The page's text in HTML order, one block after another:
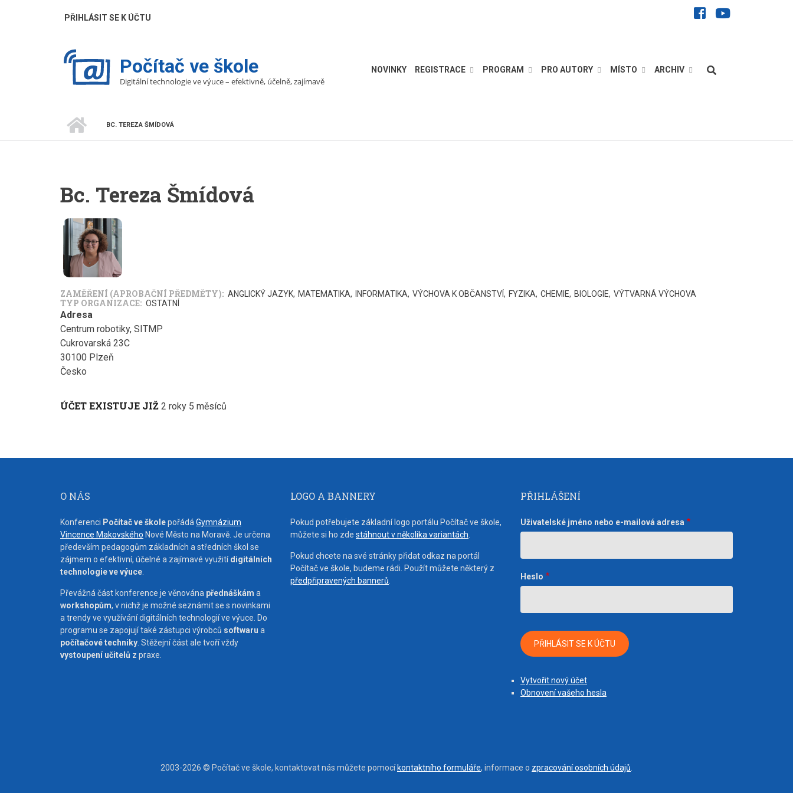
facebookyoutube
UŽIVATELÉ
PŘIHLÁSIT SE K ÚČTU
Počítač ve škole
Digitální technologie ve výuce – efektivně, účelně, zajímavě
Hledat
NOVINKY REGISTRACE PROGRAM PRO AUTORY MÍSTO ARCHIV
DROBEČKOVÁ
BC. TEREZA ŠMÍDOVÁ
Bc. Tereza Šmídová
ZAMĚŘENÍ (APROBAČNÍ PŘEDMĚTY) ANGLICKÝ JAZYK MATEMATIKA INFORMATIKA VÝCHOVA K OBČANSTVÍ FYZIKA CHEMIE BIOLOGIE VÝTVARNÁ VÝCHOVA
TYP ORGANIZACE OSTATNÍ
Adresa
Centrum robotiky, SITMP
Cukrovarská 23C
30100 Plzeň
Česko
ÚČET EXISTUJE JIŽ 2 roky 5 měsíců
O NÁS
Konferenci Počítač ve školepořádá Gymnázium
Vincence Makovského Nové Město na Moravě. Je určena
především pedagogům základních a středních škol se
zájmem o efektivní, účelné a zajímavé využitídigitálních
technologie ve výuce
Převážná část konference je věnována přednáškám a
workshopům, v nichž je možné seznámit se s novinkami
a trendy ve využívání digitálních technologií ve výuce. Do
programu se zapojují také zástupci výrobců softwaru a
počítačové techniky . Stěžejní část ale tvoří vždy
vystoupení učitelů z praxe.
LOGO A BANNERY
Pokud potřebujete základní logo portálu Počítač ve škole,
můžete si ho zde stáhnout v několika variantách
Pokud chcete na své stránky přidat odkaz na portál
Počítač ve škole, budeme rádi. Použít můžete některý z
předpřipravených bannerů
PŘIHLÁŠENÍ
Uživatelské jméno nebo e-mailová adresa
Heslo
Vytvořit nový účet
Obnovení vašeho hesla
2003-2026 © Počítač ve škole, kontaktovat nás můžete pomocíkontaktního formuláře, informace o zpracování osobních údajů